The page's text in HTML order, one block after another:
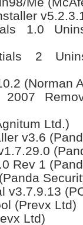
1.0
2
(Norman
Ltd.)
v3.6
Rev 1
v3.7.9.13
(Prevx Ltd)
Ltd)